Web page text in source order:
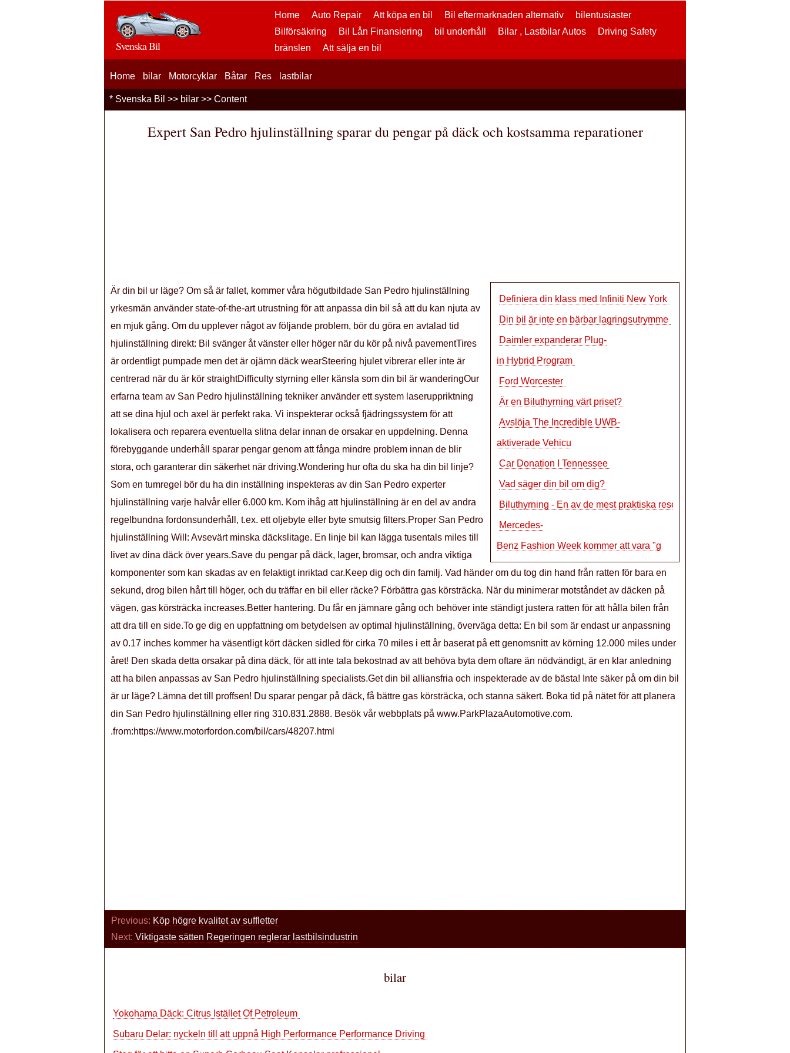
Home Auto Repair Att köpa en bil Bil eftermarknaden alternativ
bilentusiaster
Bilförsäkring
Bil Lån Finansiering bil underhåll Bilar , Lastbilar Autos
Driving Safety
bränslen
Att sälja en bil
Svenska Bil
Home bilar Motorcyklar Båtar Res lastbilar
* Svenska Bil >> bilar >> Content
Expert San Pedro hjulinställning sparar du pengar på däck och kostsamma reparationer
Definiera din klass med Infiniti New York
Din bil är inte en bärbar lagringsutrymme
Daimler expanderar Plug-
in Hybrid Program
Ford Worcester
Är en Biluthyrning värt priset?
Avslöja The Incredible UWB-
aktiverade Vehicu
Car Donation I Tennessee
Vad säger din bil om dig?
Biluthyrning - En av de mest praktiska reseal
Mercedes-
Benz Fashion Week kommer att vara "g
Är din bil ur läge? Om så är fallet, kommer våra högutbildade San Pedro hjulinställning
yrkesmän använder state-of-the-art utrustning för att anpassa din bil så att du kan njuta av
en mjuk gång. Om du upplever något av följande problem, bör du göra en avtalad tid
hjulinställning direkt: Bil svänger åt vänster eller höger när du kör på nivå pavementTires
är ordentligt pumpade men det är ojämn däck wearSteering hjulet vibrerar eller inte är
centrerad när du är kör straightDifficulty styrning eller känsla som din bil är wanderingOur
erfarna team av San Pedro hjulinställning tekniker använder ett system laseruppriktning
att se dina hjul och axel är perfekt raka. Vi inspekterar också fjädringssystem för att
lokalisera och reparera eventuella slitna delar innan de orsakar en uppdelning. Denna
förebyggande underhåll sparar pengar genom att fånga mindre problem innan de blir
stora, och garanterar din säkerhet när driving.Wondering hur ofta du ska ha din bil linje?
Som en tumregel bör du ha din inställning inspekteras av din San Pedro experter
hjulinställning varje halvår eller 6.000 km. Kom ihåg att hjulinställning är en del av andra
regelbundna fordonsunderhåll, t.ex. ett oljebyte eller byte smutsig filters.Proper San Pedro
hjulinställning Will: Avsevärt minska däckslitage. En linje bil kan lägga tusentals miles till
livet av dina däck över years.Save du pengar på däck, lager, bromsar, och andra viktiga
komponenter som kan skadas av en felaktigt inriktad car.Keep dig och din familj. Vad händer om du tog din hand från ratten för bara en
sekund, drog bilen hårt till höger, och du träffar en bil eller räcke? Förbättra gas körsträcka. När du minimerar motståndet av däcken på
vägen, gas körsträcka increases.Better hantering. Du får en jämnare gång och behöver inte ständigt justera ratten för att hålla bilen från
att dra till en side.To ge dig en uppfattning om betydelsen av optimal hjulinställning, överväga detta: En bil som är endast ur anpassning
av 0.17 inches kommer ha väsentligt kört däcken sidled för cirka 70 miles i ett år baserat på ett genomsnitt av körning 12.000 miles under
året! Den skada detta orsakar på dina däck, för att inte tala bekostnad av att behöva byta dem oftare än nödvändigt, är en klar anledning
att ha bilen anpassas av San Pedro hjulinställning specialists.Get din bil alliansfria och inspekterade av de bästa! Inte säker på om din bil
är ur läge? Lämna det till proffsen! Du sparar pengar på däck, få bättre gas körsträcka, och stanna säkert. Boka tid på nätet för att planera
din San Pedro hjulinställning eller ring 310.831.2888. Besök vår webbplats på www.ParkPlazaAutomotive.com.
.from:https://www.motorfordon.com/bil/cars/48207.html
Previous: Köp högre kvalitet av suffletter
Next: Viktigaste sätten Regeringen reglerar lastbilsindustrin
bilar
Yokohama Däck: Citrus Istället Of Petroleum
Subaru Delar: nyckeln till att uppnå High Performance Performance Driving